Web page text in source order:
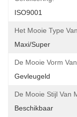
ISO9001
Het Mooie Type
Maxi/Super
De Mooie Vorm
Gevleugeld
De Mooie Stijl Van
Beschikbaar